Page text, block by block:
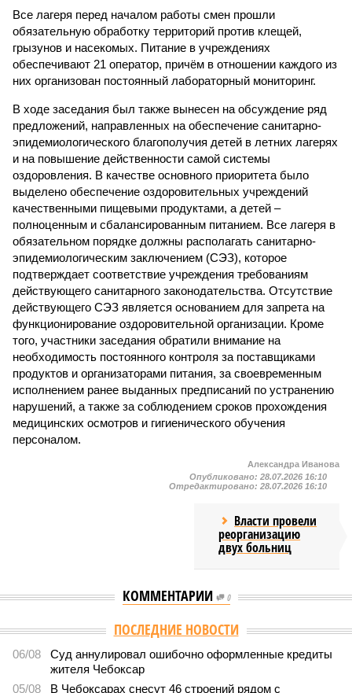
Все лагеря перед началом работы смен прошли
обязательную обработку территорий против клещей,
грызунов и насекомых. Питание в учреждениях
обеспечивают 21 оператор, причём в отношении каждого из
них организован постоянный лабораторный мониторинг.
В ходе заседания был также вынесен на обсуждение ряд
предложений, направленных на обеспечение санитарно-
эпидемиологического благополучия детей в летних лагерях
и на повышение действенности самой системы
оздоровления. В качестве основного приоритета было
выделено обеспечение оздоровительных учреждений
качественными пищевыми продуктами, а детей –
полноценным и сбалансированным питанием. Все лагеря в
обязательном порядке должны располагать санитарно-
эпидемиологическим заключением (СЭЗ), которое
подтверждает соответствие учреждения требованиям
действующего санитарного законодательства. Отсутствие
действующего СЭЗ является основанием для запрета на
функционирование оздоровительной организации. Кроме
того, участники заседания обратили внимание на
необходимость постоянного контроля за поставщиками
продуктов и организаторами питания, за своевременным
исполнением ранее выданных предписаний по устранению
нарушений, а также за соблюдением сроков прохождения
медицинских осмотров и гигиенического обучения
персоналом.
Александра Иванова
Опубликовано: 28.07.2026 16:10
Отредактировано: 28.07.2026 16:10
Власти провели
реорганизацию
двух больниц
КОММЕНТАРИИ 0
Версия //Общество //
В регионе учреждены удостоверения мастеров
2055
Заткнуть за пояс